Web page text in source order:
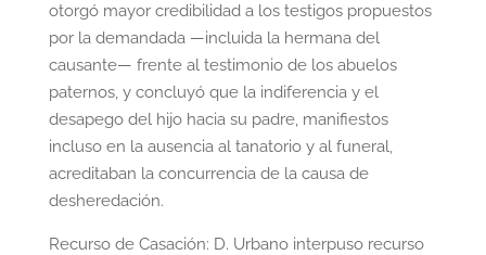
otorgó mayor credibilidad a los testigos propuestos
por la demandada —incluida la hermana del
causante— frente al testimonio de los abuelos
paternos, y concluyó que la indiferencia y el
desapego del hijo hacia su padre, manifiestos
incluso en la ausencia al tanatorio y al funeral,
acreditaban la concurrencia de la causa de
desheredación.
Recurso de Casación: D. Urbano interpuso recurso